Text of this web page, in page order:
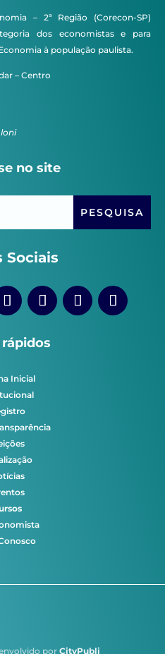
– 2ª Região (Corecon-SP)
dos economistas e para
à população paulista.
– Centro
no site
Sociais
Inicial
por CityPubli